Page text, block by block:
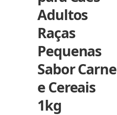
Adultos
Raças
Pequenas
Sabor Carne
e Cereais
1kg